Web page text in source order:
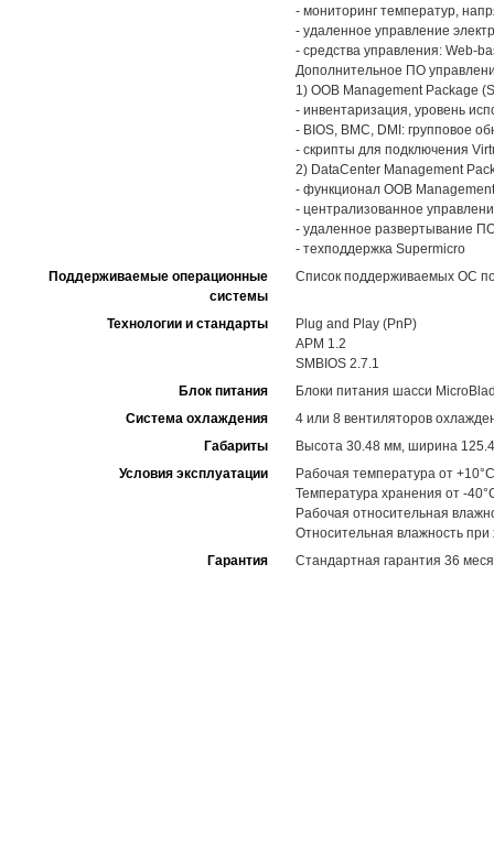
- мониторинг температур,
- удаленное управление
- средства управления: Web-
Дополнительное ПО
1) OOB Management Package
- инвентаризация, уровень
- BIOS, BMC, DMI: групповое
- скрипты для подключения
2) DataCenter Management
- функционал OOB
- централизованное
- удаленное развертывание
- техподдержка Supermicro
Поддерживаемые операционные
системы
Список поддерживаемых ОС
Технологии и стандарты
Plug and Play (PnP)
APM 1.2
SMBIOS 2.7.1
Блок питания
Блоки питания шасси
Система охлаждения
4 или 8 вентиляторов
Габариты
Высота 30.48 мм, ширина
Условия эксплуатации
Рабочая температура от
Температура хранения от -
Рабочая относительная
Относительная влажность
Гарантия
Стандартная гарантия 36